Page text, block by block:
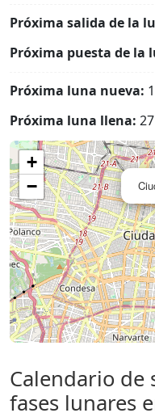
Próxima salida de la
Próxima puesta de la
Próxima luna nueva:
Próxima luna llena:
+
−
Calendario de
fases lunares